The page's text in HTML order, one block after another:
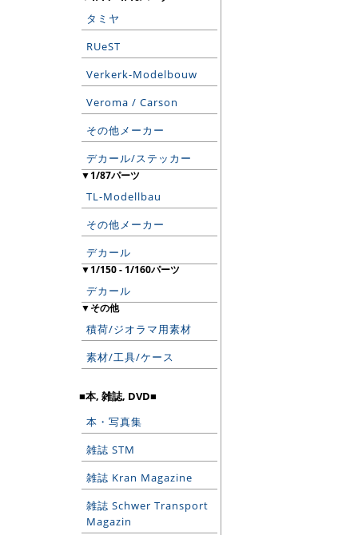
タミヤ
RUeST
Verkerk-Modelbouw
Veroma / Carson
その他メーカー
デカール/ステッカー
▼1/87パーツ
TL-Modellbau
その他メーカー
デカール
▼1/150 - 1/160パーツ
デカール
▼その他
積荷/ジオラマ用素材
素材/工具/ケース
■本, 雑誌, DVD■
本・写真集
雑誌 STM
雑誌 Kran Magazine
雑誌 Schwer Transport
Magazin